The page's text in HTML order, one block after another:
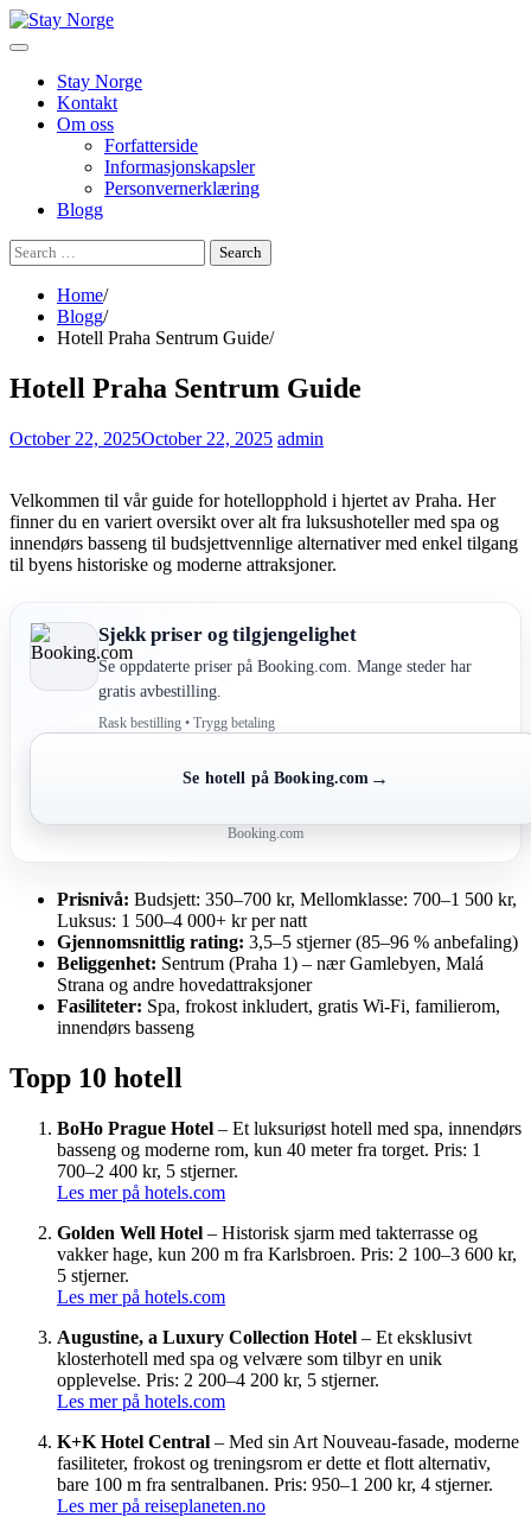
Skip
to
Stay Norge
Kontakt
Om oss
Forfatterside
Informasjonskapsler
Personvernerklæring
Blogg
Search
for:
Home
Blogg
Hotell Praha Sentrum Guide
Hotell Praha Sentrum Guide
October 22, 2025October 22, 2025 admin
Velkommen til vår guide for hotellopphold i hjertet av Praha. Her
finner du en variert oversikt over alt fra luksushoteller med spa og
innendørs basseng til budsjettvennlige alternativer med enkel tilgang
til byens historiske og moderne attraksjoner.
Sjekk priser og tilgjengelighet
Se oppdaterte priser på Booking.com. Mange steder har
gratis avbestilling.
Rask bestilling • Trygg betaling
Se hotell på Booking.com →
Booking.com
Prisnivå: Budsjett: 350–700 kr, Mellomklasse: 700–1 500 kr,
Luksus: 1 500–4 000+ kr per natt
Gjennomsnittlig rating: 3,5–5 stjerner (85–96 % anbefaling)
Beliggenhet: Sentrum (Praha 1) – nær Gamlebyen, Malá
Strana og andre hovedattraksjoner
Fasiliteter: Spa, frokost inkludert, gratis Wi-Fi, familierom,
innendørs basseng
Topp 10 hotell
BoHo Prague Hotel – Et luksuriøst hotell med spa, innendørs
basseng og moderne rom, kun 40 meter fra torget. Pris: 1
700–2 400 kr, 5 stjerner.
Les mer på hotels.com
Golden Well Hotel – Historisk sjarm med takterrasse og
vakker hage, kun 200 m fra Karlsbroen. Pris: 2 100–3 600 kr,
5 stjerner.
Les mer på hotels.com
Augustine, a Luxury Collection Hotel – Et eksklusivt
klosterhotell med spa og velvære som tilbyr en unik
opplevelse. Pris: 2 200–4 200 kr, 5 stjerner.
Les mer på hotels.com
K+K Hotel Central – Med sin Art Nouveau-fasade, moderne
fasiliteter, frokost og treningsrom er dette et flott alternativ,
bare 100 m fra sentralbanen. Pris: 950–1 200 kr, 4 stjerner.
Les mer på reiseplaneten.no